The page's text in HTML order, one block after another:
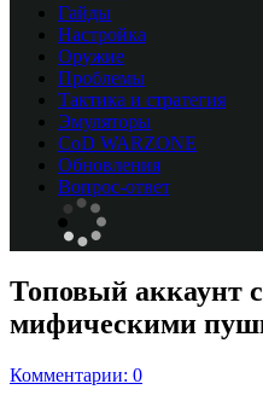
Гайды
Настройка
Оружие
Проблемы
Тактика и стратегия
Эмуляторы
CоD WARZONE
Обновления
Вопрос-ответ
Топовый аккаунт
мифическими
Комментарии: 0